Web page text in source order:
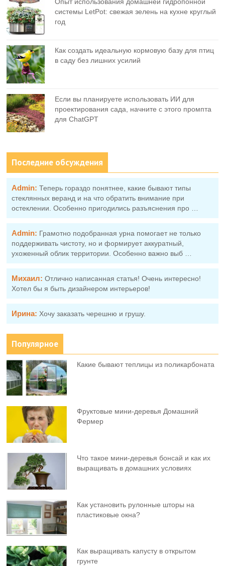
системы LetPot: свежая зелень на кухне круглый
год
Как создать идеальную кормовую базу для птиц
в саду без лишних усилий
Если вы планируете использовать ИИ для
проектирования сада, начните с этого промпта
для ChatGPT
Последние обсуждения
Admin: Теперь гораздо понятнее, какие бывают типы
стеклянных веранд и на что обратить внимание при
остеклении. Особенно пригодились разъяснения про …
Admin: Грамотно подобранная урна помогает не только
поддерживать чистоту, но и формирует аккуратный,
ухоженный облик территории. Особенно важно выб …
Михаил: Отлично написанная статья! Очень интересно!
Хотел бы я быть дизайнером интерьеров!
Ирина: Хочу заказать черешню и грушу.
Популярное
Какие бывают теплицы из поликарбоната
Фруктовыe мини-деревья Домашний
Фермер
Что такое мини-деревья бонсай и как их
выращивать в домашних условиях
Как установить рулонные шторы на
пластиковые окна?
Как выращивать капусту в открытом
грунте